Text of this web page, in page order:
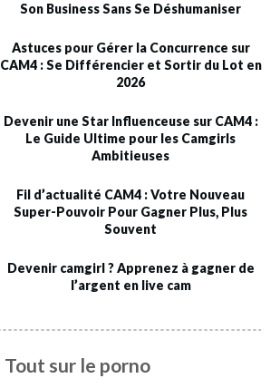
Son Business Sans Se Déshumaniser
Astuces pour Gérer la Concurrence sur
CAM4 : Se Différencier et Sortir du Lot en
2026
Devenir une Star Influenceuse sur CAM4 :
Le Guide Ultime pour les Camgirls
Ambitieuses
Fil d’actualité CAM4 : Votre Nouveau
Super-Pouvoir Pour Gagner Plus, Plus
Souvent
Devenir camgirl ? Apprenez à gagner de
l’argent en live cam
Tout sur le porno